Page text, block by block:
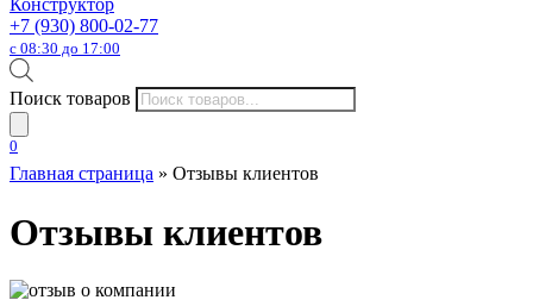
Конструктор
+7 (930) 800-02-77
с 08:30 до 17:00
Поиск товаров
0
Главная страница » Отзывы клиентов
Отзывы клиентов